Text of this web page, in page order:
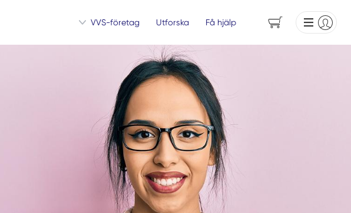
VVS-företag Utforska Få hjälp